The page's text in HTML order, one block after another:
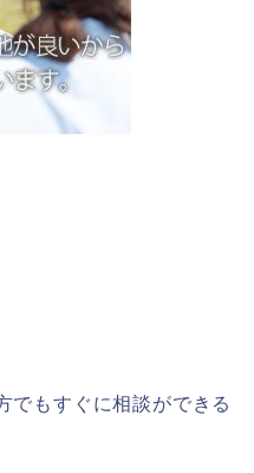
でもすぐに相談ができる